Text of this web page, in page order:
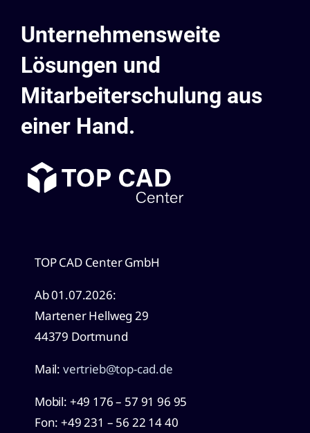
Unternehmensweite
Lösungen und
Mitarbeiterschulung aus
einer Hand.
TOP CAD Center GmbH
Ab 01.07.2026:
Martener Hellweg 29
44379 Dortmund
Mail: vertrieb@top-cad.de
Mobil: +49 176 – 57 91 96 95
Fon: +49 231 – 56 22 14 40